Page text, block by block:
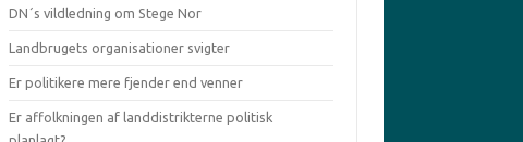
DN´s vildledning om Stege Nor
Landbrugets organisationer svigter
Er politikere mere fjender end venner
Er affolkningen af landdistrikterne politisk